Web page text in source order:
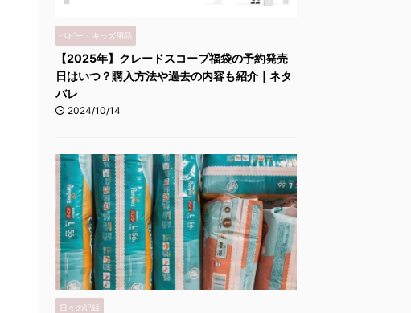
ベビー・キッズ用品
【2025年】クレードスコープ福袋の予約発売
日はいつ？購入方法や過去の内容も紹介｜ネタ
バレ
2024/10/14
日々の記録